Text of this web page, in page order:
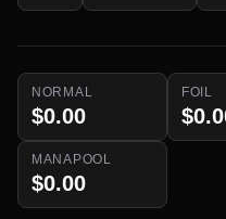
NORMAL
$0.00
FOIL
MANAPOOL
$0.00